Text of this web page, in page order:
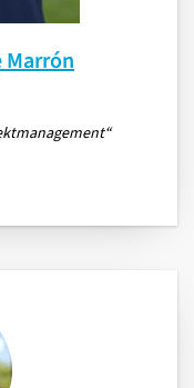
Marrón